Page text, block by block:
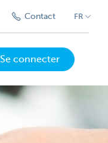
Contact FR
Se connecter